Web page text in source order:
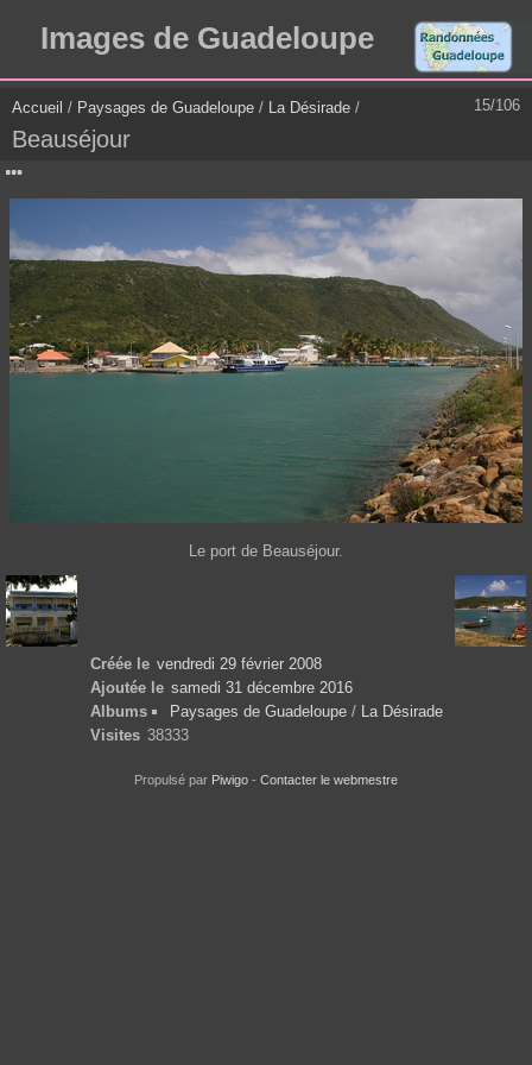
Images de Guadeloupe
15/106
Accueil / Paysages de Guadeloupe / La Désirade /
Beauséjour
Le port de Beauséjour.
Créée le vendredi 29 février 2008
Ajoutée le samedi 31 décembre 2016
Albums
Paysages de Guadeloupe / La Désirade
Visites 38333
Propulsé par Piwigo - Contacter le webmestre